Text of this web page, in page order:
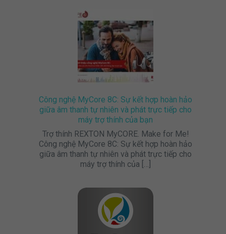
Công nghệ MyCore 8C: Sự kết hợp hoàn hảo
giữa âm thanh tự nhiên và phát trực tiếp cho
máy trợ thính của bạn
Trợ thính REXTON MyCORE. Make for Me!
Công nghệ MyCore 8C: Sự kết hợp hoàn hảo
giữa âm thanh tự nhiên và phát trực tiếp cho
máy trợ thính của […]